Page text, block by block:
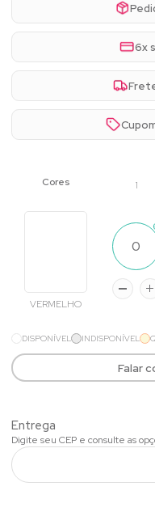
6x
1
VERMELHO
DISPONÍVEL INDISPONÍVEL
Falar